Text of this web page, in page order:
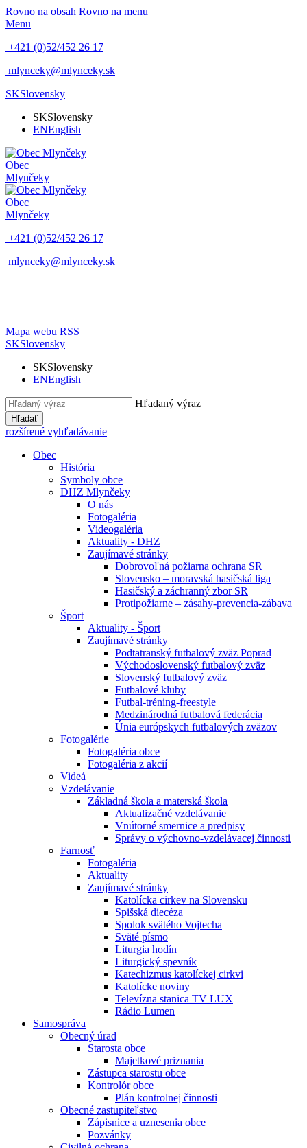
Rovno na obsah Rovno na menu
Menu
+421 (0)52/452 26 17
mlynceky@mlynceky.sk
SKSlovensky
SKSlovensky
ENEnglish
Obec
Mlynčeky
Obec
Mlynčeky
+421 (0)52/452 26 17
mlynceky@mlynceky.sk
Mapa webu RSS
SKSlovensky
SKSlovensky
ENEnglish
Hľadaný výraz
Hľadať
rozšírené vyhľadávanie
Obec
História
Symboly obce
DHZ Mlynčeky
O nás
Fotogaléria
Videogaléria
Aktuality - DHZ
Zaujímavé stránky
Dobrovoľná požiarna ochrana SR
Slovensko – moravská hasičská liga
Hasičský a záchranný zbor SR
Protipožiarne – zásahy-prevencia-zábava
Šport
Aktuality - Šport
Zaujímavé stránky
Podtatranský futbalový zväz Poprad
Východoslovenský futbalový zväz
Slovenský futbalový zväz
Futbalové kluby
Futbal-tréning-freestyle
Medzinárodná futbalová federácia
Únia európskych futbalových zväzov
Fotogalérie
Fotogaléria obce
Fotogaléria z akcií
Videá
Vzdelávanie
Základná škola a materská škola
Aktualizačné vzdelávanie
Vnútorné smernice a predpisy
Správy o výchovno-vzdelávacej činnosti
Farnosť
Fotogaléria
Aktuality
Zaujímavé stránky
Katolícka cirkev na Slovensku
Spišská diecéza
Spolok svätého Vojtecha
Sväté písmo
Liturgia hodín
Liturgický spevník
Katechizmus katolíckej cirkvi
Katolícke noviny
Televízna stanica TV LUX
Rádio Lumen
Samospráva
Obecný úrad
Starosta obce
Majetkové priznania
Zástupca starostu obce
Kontrolór obce
Plán kontrolnej činnosti
Obecné zastupiteľstvo
Zápisnice a uznesenia obce
Pozvánky